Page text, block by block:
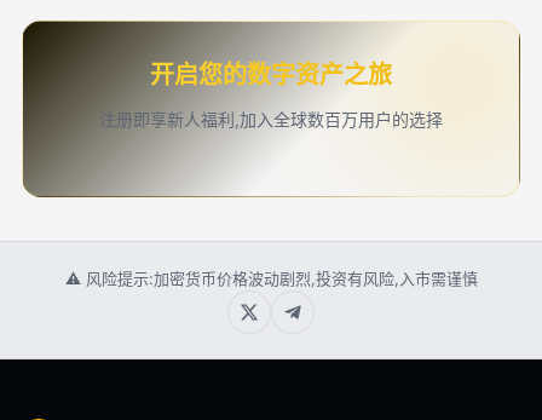
开启您的数字资产之旅
注册即享新人福利,加入全球数百万用户的选择
⚠ 风险提示:加密货币价格波动剧烈,投资有风险,入市需谨慎